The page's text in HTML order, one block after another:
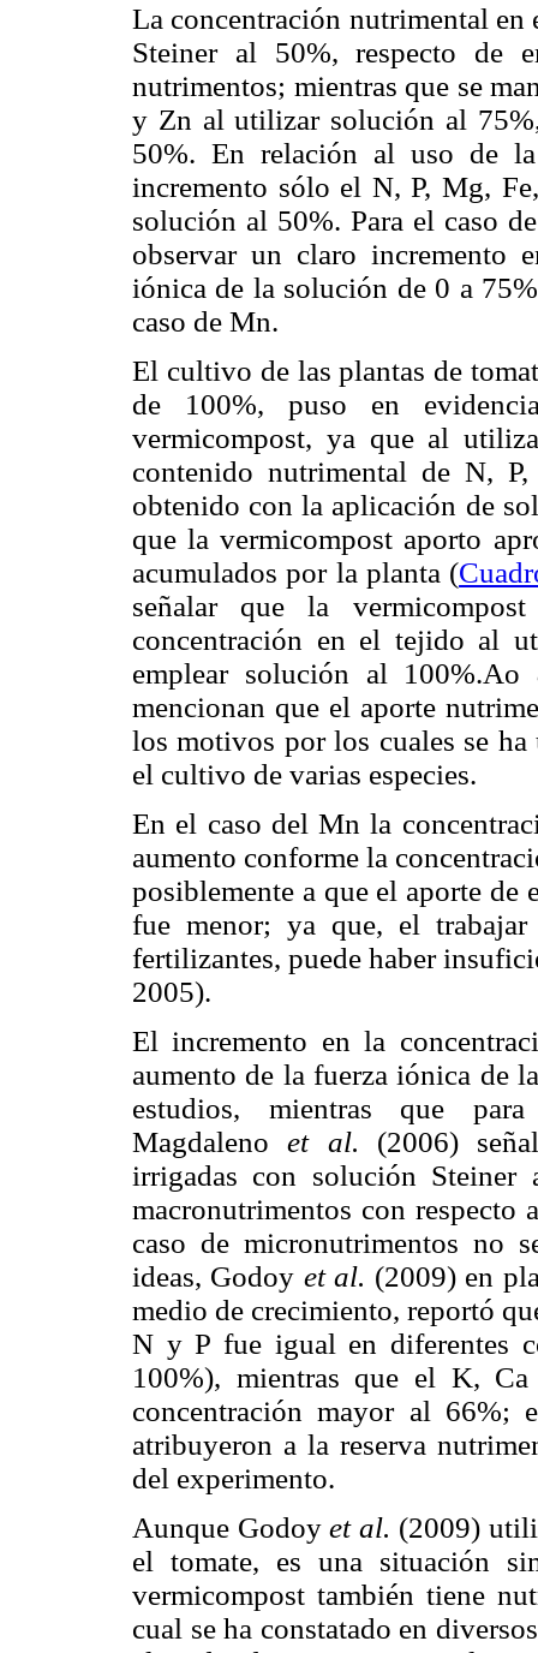
La concentración nutrimental
Steiner al 50%, respecto de
nutrimentos; mientras que se
y Zn al utilizar solución al
50%. En relación al uso de
incremento sólo el N, P, Mg,
solución al 50%. Para el caso
observar un claro incremento
iónica de la solución de 0 a
caso de Mn.
El cultivo de las plantas de
de 100%, puso en
vermicompost, ya que al
contenido nutrimental de N,
obtenido con la aplicación de
que la vermicompost aporto
acumulados por la planta (
señalar que la
concentración en el tejido al
emplear solución al 100%.Ao
mencionan que el aporte
los motivos por los cuales se
el cultivo de varias especies.
En el caso del Mn la
aumento conforme la
posiblemente a que el aporte
fue menor; ya que, el
fertilizantes, puede haber
2005).
El incremento en la
aumento de la fuerza iónica de
estudios, mientras que para
Magdalenoet al. (2006)
irrigadas con solución
macronutrimentos con respecto
caso de micronutrimentos no
ideas, Godoy et al. (2009) en
medio de crecimiento, reportó
N y P fue igual en diferentes
100%), mientras que el K,
concentración mayor al 66%;
atribuyeron a la reserva
del experimento.
Aunque Godoyet al. (2009)
el tomate, es una situación
vermicompost también tiene
cual se ha constatado en